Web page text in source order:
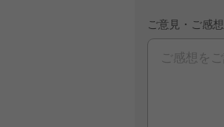
ご意見・ご感想